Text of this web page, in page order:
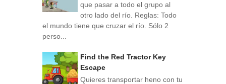
que pasar a todo el grupo al
otro lado del río. Reglas: Todo
el mundo tiene que cruzar el río. Sólo 2
perso...
Find the Red Tractor Key
Escape
Quieres transportar heno con tu